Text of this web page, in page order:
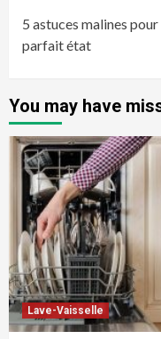
5 astuces malines
parfait état
You may have
Lave-Vaisselle